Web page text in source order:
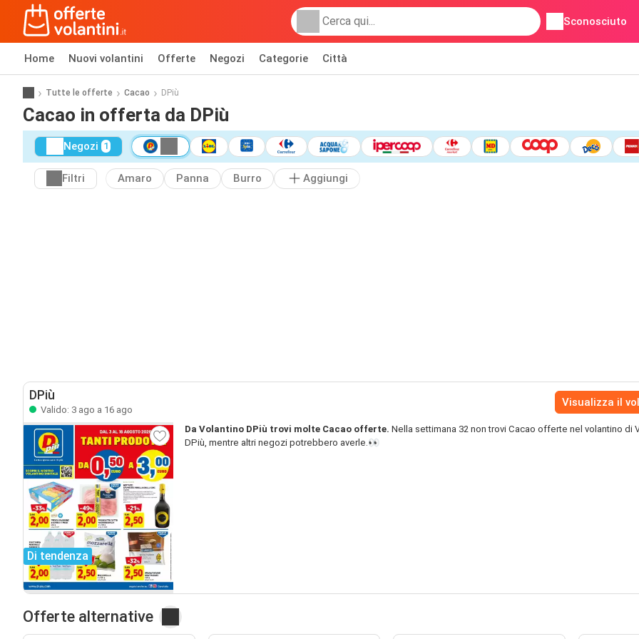
Sconosciuto
Home Nuovi volantini Offerte Negozi Categorie Città
Tutte le offerte Cacao DPiù
Cacao in offerta da DPiù
Negozi 1
Filtri Amaro Panna Burro Aggiungi
DPiù
Valido: 3 ago a 16 ago
Visualizza il
Di tendenza
Da Volantino DPiù trovi molte Cacao offerte. Nella settimana 32 non trovi Cacao offerte nel volantino di
DPiù, mentre altri negozi potrebbero averle.👀
Offerte alternative